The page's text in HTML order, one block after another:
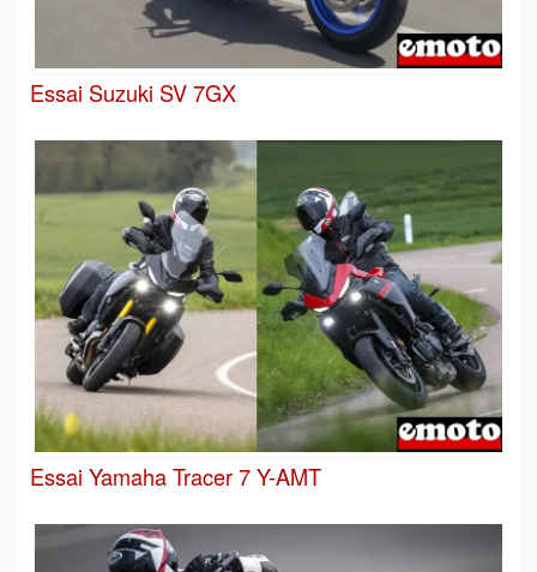
Essai Suzuki SV 7GX
Essai Yamaha Tracer 7 Y-AMT